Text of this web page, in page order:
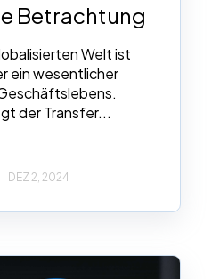
Betrachtung
Welt ist
ein wesentlicher
der Transfer...
DEZ 2, 2024